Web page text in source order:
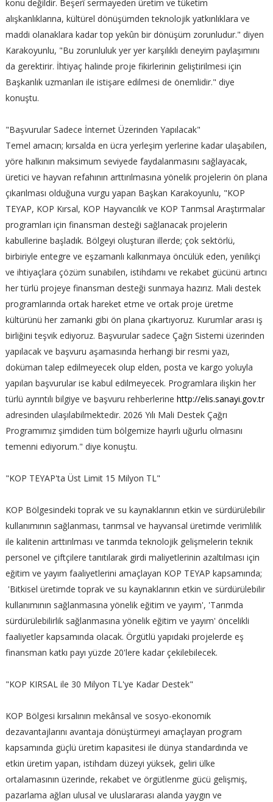
konu değildir. Beşerî sermayeden üretim ve tüketim
alışkanlıklarına, kültürel dönüşümden teknolojik yatkınlıklara ve
maddi olanaklara kadar top yekûn bir dönüşüm zorunludur." diyen
Karakoyunlu, "Bu zorunluluk yer yer karşılıklı deneyim paylaşımını
da gerektirir. İhtiyaç halinde proje fikirlerinin geliştirilmesi için
Başkanlık uzmanları ile istişare edilmesi de önemlidir." diye
konuştu.
"Başvurular Sadece İnternet Üzerinden Yapılacak"
Temel amacın; kırsalda en ücra yerleşim yerlerine kadar ulaşabilen,
yöre halkının maksimum seviyede faydalanmasını sağlayacak,
üretici ve hayvan refahının arttırılmasına yönelik projelerin ön plana
çıkarılması olduğuna vurgu yapan Başkan Karakoyunlu, "KOP
TEYAP, KOP Kırsal, KOP Hayvancılık ve KOP Tarımsal Araştırmalar
programları için finansman desteği sağlanacak projelerin
kabullerine başladık. Bölgeyi oluşturan illerde; çok sektörlü,
birbiriyle entegre ve eşzamanlı kalkınmaya öncülük eden, yenilikçi
ve ihtiyaçlara çözüm sunabilen, istihdamı ve rekabet gücünü artırıcı
her türlü projeye finansman desteği sunmaya hazırız. Mali destek
programlarında ortak hareket etme ve ortak proje üretme
kültürünü her zamanki gibi ön plana çıkartıyoruz. Kurumlar arası iş
birliğini teşvik ediyoruz. Başvurular sadece Çağrı Sistemi üzerinden
yapılacak ve başvuru aşamasında herhangi bir resmi yazı,
doküman talep edilmeyecek olup elden, posta ve kargo yoluyla
yapılan başvurular ise kabul edilmeyecek. Programlara ilişkin her
türlü ayrıntılı bilgiye ve başvuru rehberlerine http://elis.sanayi.gov.tr
adresinden ulaşılabilmektedir. 2026 Yılı Mali Destek Çağrı
Programımız şimdiden tüm bölgemize hayırlı uğurlu olmasını
temenni ediyorum." diye konuştu.
"KOP TEYAP'ta Üst Limit 15 Milyon TL"
KOP Bölgesindeki toprak ve su kaynaklarının etkin ve sürdürülebilir
kullanımının sağlanması, tarımsal ve hayvansal üretimde verimlilik
ile kalitenin arttırılması ve tarımda teknolojik gelişmelerin teknik
personel ve çiftçilere tanıtılarak girdi maliyetlerinin azaltılması için
eğitim ve yayım faaliyetlerini amaçlayan KOP TEYAP kapsamında;
'Bitkisel üretimde toprak ve su kaynaklarının etkin ve sürdürülebilir
kullanımının sağlanmasına yönelik eğitim ve yayım', 'Tarımda
sürdürülebilirlik sağlanmasına yönelik eğitim ve yayım' öncelikli
faaliyetler kapsamında olacak. Örgütlü yapıdaki projelerde eş
finansman katkı payı yüzde 20'lere kadar çekilebilecek.
"KOP KIRSAL ile 30 Milyon TL'ye Kadar Destek"
KOP Bölgesi kırsalının mekânsal ve sosyo-ekonomik
dezavantajlarını avantaja dönüştürmeyi amaçlayan program
kapsamında güçlü üretim kapasitesi ile dünya standardında ve
etkin üretim yapan, istihdam düzeyi yüksek, geliri ülke
ortalamasının üzerinde, rekabet ve örgütlenme gücü gelişmiş,
pazarlama ağları ulusal ve uluslararası alanda yaygın ve